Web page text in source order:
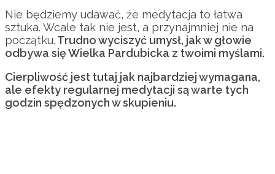
Nie będziemy udawać, że medytacja to łatwa
sztuka. Wcale tak nie jest, a przynajmniej nie na
początku. Trudno wyciszyć umysł, jak w głowie
odbywa się Wielka Pardubicka z twoimi myślami.
Cierpliwość jest tutaj jak najbardziej wymagana,
ale efekty regularnej medytacji są warte tych
godzin spędzonych w skupieniu.